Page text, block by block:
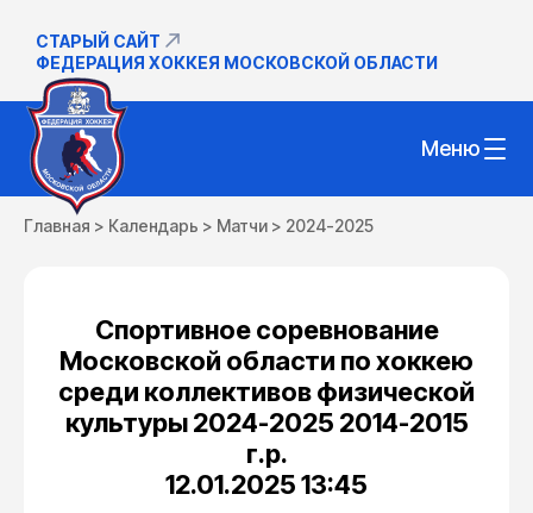
СТАРЫЙ САЙТ
ФЕДЕРАЦИЯ ХОККЕЯ МОСКОВСКОЙ ОБЛАСТИ
Меню
Главная > Календарь > Матчи > 2024-2025
Спортивное соревнование
Московской области по хоккею
среди коллективов физической
культуры 2024-2025 2014-2015
г.р.
12.01.2025 13:45